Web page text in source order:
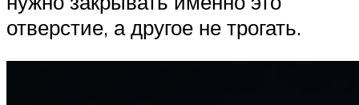
отверстие, а другое не трогать.